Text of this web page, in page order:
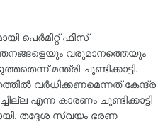
പെര്‍മിറ്റ് ഫീസ്
വരുമാനത്തെയും
മന്ത്രി ചൂണ്ടിക്കാട്ടി.
വര്‍ധിക്കണമെന്നത് കേന്ദ്ര
എന്ന കാരണം ചൂണ്ടിക്കാട്ടി
തദ്ദേശ സ്വയം ഭരണ